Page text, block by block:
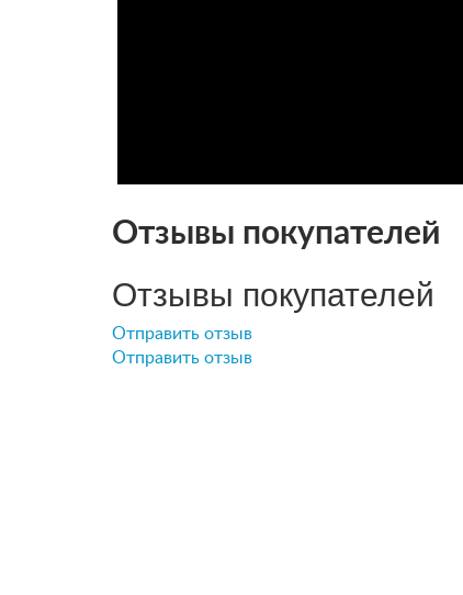
Отзывы покупателей
Отзывы покупателей
Отправить отзыв
Отправить отзыв